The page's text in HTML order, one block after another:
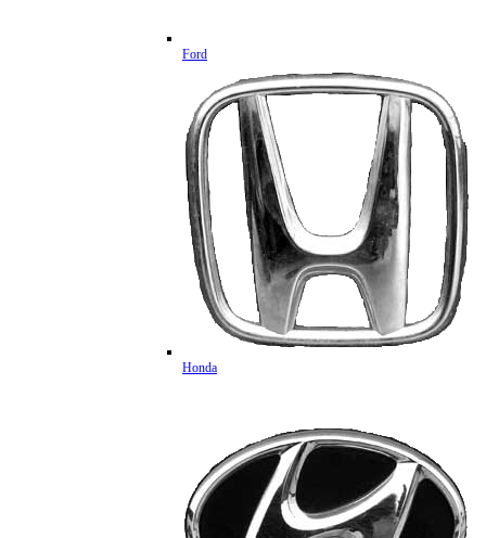
Ford
Honda